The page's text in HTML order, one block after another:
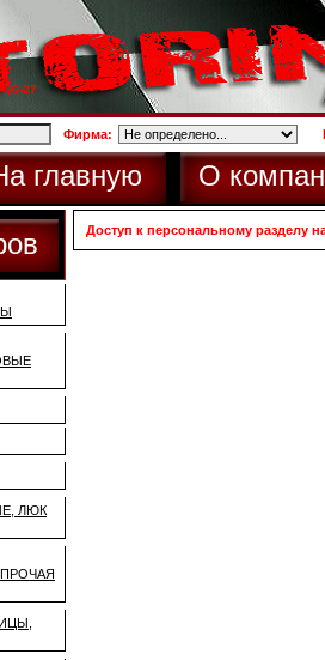
66-27
Фирма:
главную О
ЛЮК
Доступ к персональному разделу